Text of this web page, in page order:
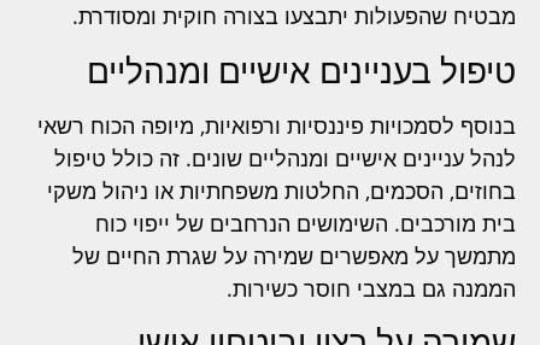
מבטיח שהפעולות יתבצעו בצורה חוקית ומסודרת.
טיפול בעניינים אישיים ומנהליים
בנוסף לסמכויות פיננסיות ורפואיות, מיופה הכוח רשאי
לנהל עניינים אישיים ומנהליים שונים. זה כולל טיפול
בחוזים, הסכמים, החלטות משפחתיות או ניהול משקי
בית מורכבים. השימושים הנרחבים של ייפוי כוח
מתמשך על מאפשרים שמירה על שגרת החיים של
הממנה גם במצבי חוסר כשירות.